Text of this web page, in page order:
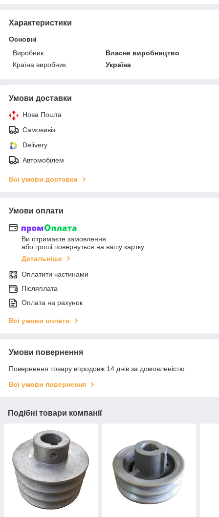
Характеристики
Основні
Виробник
Власне виробництво
Країна виробник
Україна
Умови доставки
Нова Пошта
Самовивіз
Delivery
Автомобілем
Всі умови доставки
Умови оплати
Ви отримаєте замовлення
або гроші повернуться на вашу картку
Детальніше
Оплатити частинами
Післяплата
Оплата на рахунок
Всі умови оплати
Умови повернення
Повернення товару впродовж 14 днів за домовленістю
Всі умови повернення
Подібні товари компанії